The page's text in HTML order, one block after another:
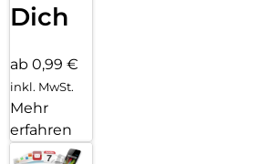
Dich
ab 0,99 €
inkl. MwSt.
Mehr
erfahren